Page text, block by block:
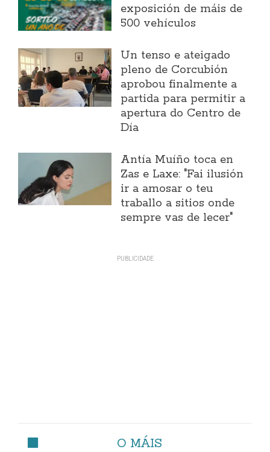
exposición de máis de
500 vehículos
Un tenso e ateigado
pleno de Corcubión
aprobou finalmente a
partida para permitir a
apertura do Centro de
Día
Antía Muíño toca en
Zas e Laxe: "Fai ilusión
ir a amosar o teu
traballo a sitios onde
sempre vas de lecer"
O MÁIS